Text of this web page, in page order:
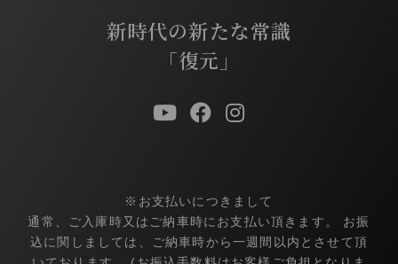
新時代の新たな常識
「復元」
※お支払いにつきまして
通常、ご入庫時又はご納車時にお支払い頂きます。 お振
込に関しましては、ご納車時から一週間以内とさせて頂